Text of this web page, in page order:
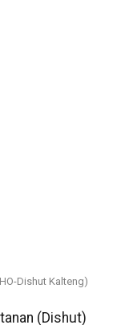
Dishut Kalteng)
(Dishut)